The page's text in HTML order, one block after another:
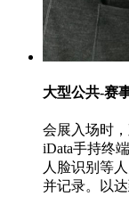
大型公共-赛
会展入场时
iData手持终
人脸识别等
并记录。以